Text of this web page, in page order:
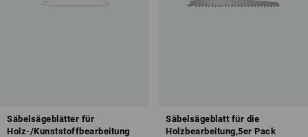
Säbelsägeblätter für
Holz-/Kunststoffbearbeitung
Säbelsägeblatt für die
Holzbearbeitung,5er Pack